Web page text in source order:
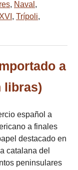
, Naval ,
, Trípoli,
a
libras)
español a
a finales
destacado en
catalana del
peninsulares